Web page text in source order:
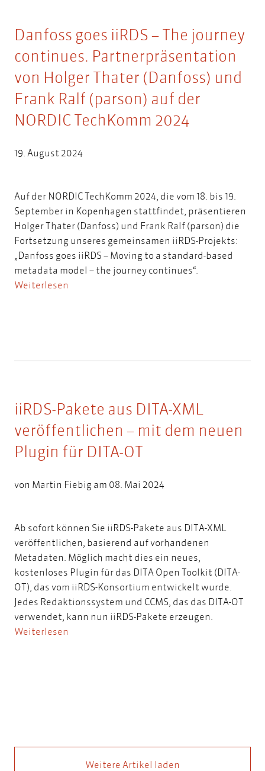
Danfoss goes iiRDS – The journey
continues. Partnerpräsentation
von Holger Thater (Danfoss) und
Frank Ralf (parson) auf der
NORDIC TechKomm 2024
19. August 2024
Auf der NORDIC TechKomm 2024, die vom 18. bis 19.
September in Kopenhagen stattfindet, präsentieren
Holger Thater (Danfoss) und Frank Ralf (parson) die
Fortsetzung unseres gemeinsamen iiRDS-Projekts:
„Danfoss goes iiRDS – Moving to a standard-based
metadata model – the journey continues“.
Weiterlesen
iiRDS-Pakete aus DITA-XML
veröffentlichen – mit dem neuen
Plugin für DITA-OT
von Martin Fiebig am 08. Mai 2024
Ab sofort können Sie iiRDS-Pakete aus DITA-XML
veröffentlichen, basierend auf vorhandenen
Metadaten. Möglich macht dies ein neues,
kostenloses Plugin für das DITA Open Toolkit (DITA-
OT), das vom iiRDS-Konsortium entwickelt wurde.
Jedes Redaktionssystem und CCMS, das das DITA-OT
verwendet, kann nun iiRDS-Pakete erzeugen.
Weiterlesen
Weitere Artikel laden